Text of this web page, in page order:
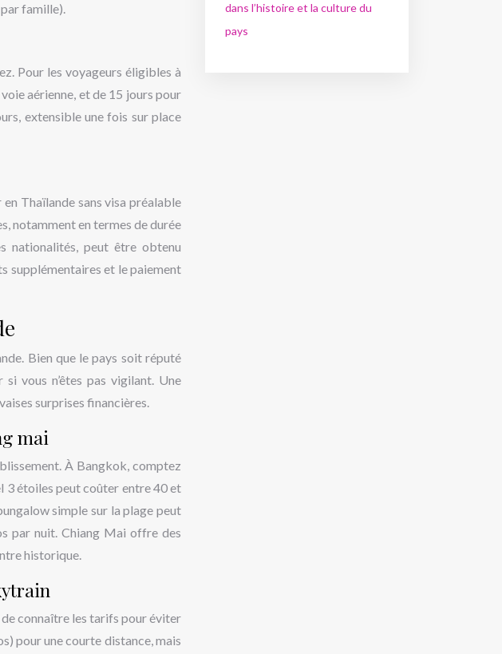
famille).
Pour les voyageurs éligibles à
aérienne, et de 15 jours pour
extensible une fois sur place
Thaïlande sans visa préalable
notamment en termes de durée
nationalités, peut être obtenu
supplémentaires et le paiement
Bien que le pays soit réputé
vous n’êtes pas vigilant. Une
surprises financières.
mai
À Bangkok, comptez
3 étoiles peut coûter entre 40 et
simple sur la plage peut
par nuit. Chiang Mai offre des
historique.
connaître les tarifs pour éviter
pour une courte distance, mais
dans l’histoire et la culture du
pays